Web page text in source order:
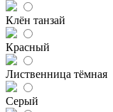
Клён танзай
Красный
Лиственница тёмная
Серый